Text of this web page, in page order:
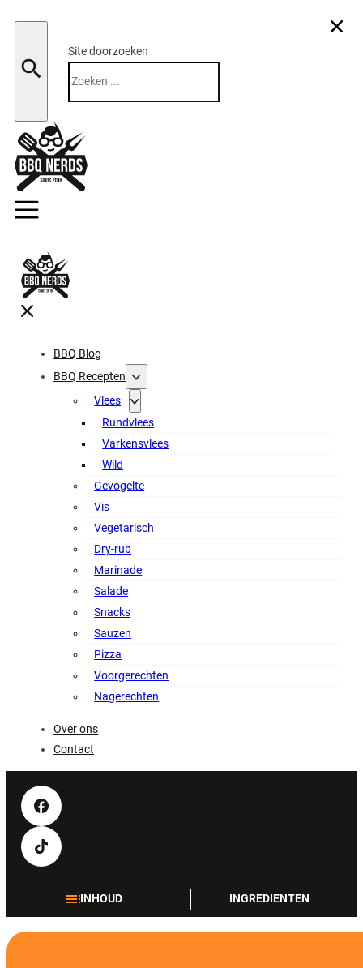
Site doorzoeken
BBQ Blog
BBQ Recepten
Vlees
Rundvlees
Varkensvlees
Wild
Gevogelte
Vis
Vegetarisch
Dry-rub
Marinade
Salade
Snacks
Sauzen
Pizza
Voorgerechten
Nagerechten
Over ons
Contact
INHOUD INGREDIENTEN